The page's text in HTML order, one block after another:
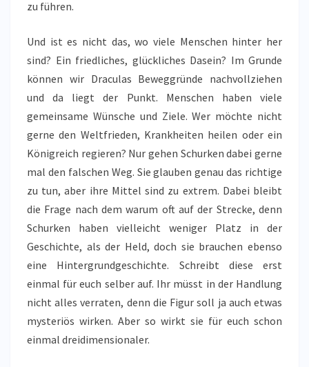
zu führen.
Und ist es nicht das, wo viele Menschen hinter her
sind? Ein friedliches, glückliches Dasein? Im Grunde
können wir Draculas Beweggründe nachvollziehen
und da liegt der Punkt. Menschen haben viele
gemeinsame Wünsche und Ziele. Wer möchte nicht
gerne den Weltfrieden, Krankheiten heilen oder ein
Königreich regieren? Nur gehen Schurken dabei gerne
mal den falschen Weg. Sie glauben genau das richtige
zu tun, aber ihre Mittel sind zu extrem. Dabei bleibt
die Frage nach dem warum oft auf der Strecke, denn
Schurken haben vielleicht weniger Platz in der
Geschichte, als der Held, doch sie brauchen ebenso
eine Hintergrundgeschichte. Schreibt diese erst
einmal für euch selber auf. Ihr müsst in der Handlung
nicht alles verraten, denn die Figur soll ja auch etwas
mysteriös wirken. Aber so wirkt sie für euch schon
einmal dreidimensionaler.